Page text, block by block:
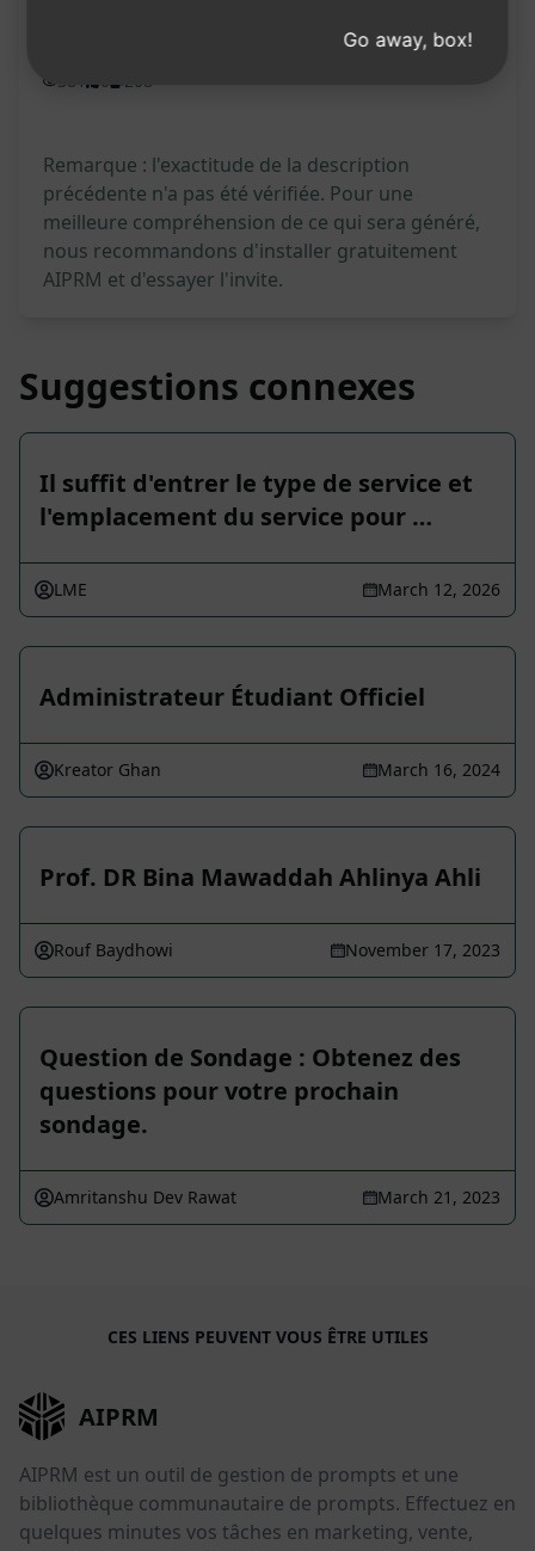
381 0 208
Remarque : l'exactitude de la description
précédente n'a pas été vérifiée. Pour une
meilleure compréhension de ce qui sera généré,
nous recommandons d'installer gratuitement
AIPRM et d'essayer l'invite.
Suggestions connexes
Il suffit d'entrer le type de service et
l'emplacement du service pour …
LME March 12, 2026
Administrateur Étudiant Officiel
Kreator Ghan March 16, 2024
Prof. DR Bina Mawaddah Ahlinya Ahli
Rouf Baydhowi November 17, 2023
Question de Sondage : Obtenez des
questions pour votre prochain
sondage.
Amritanshu Dev Rawat March 21, 2023
CES LIENS PEUVENT VOUS ÊTRE UTILES
AIPRM
AIPRM est un outil de gestion de prompts et une
bibliothèque communautaire de prompts. Effectuez en
quelques minutes vos tâches en marketing, vente,
Go away, box!